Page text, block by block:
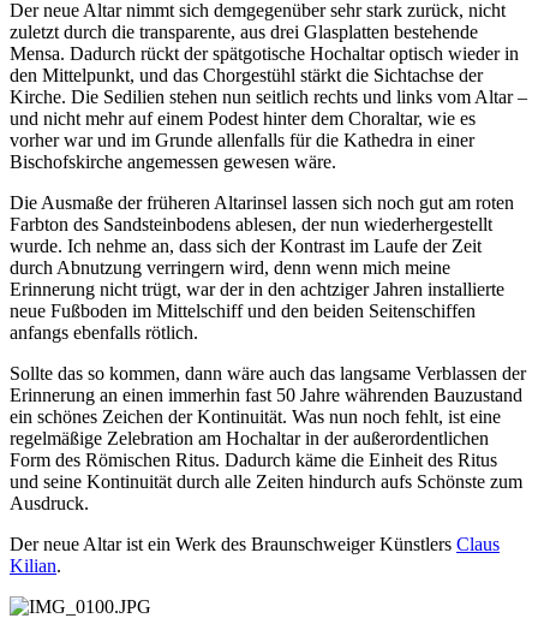
Der neue Altar nimmt sich demgegenüber sehr stark zurück, nicht
zuletzt durch die transparente, aus drei Glasplatten bestehende
Mensa. Dadurch rückt der spätgotische Hochaltar optisch wieder in
den Mittelpunkt, und das Chorgestühl stärkt die Sichtachse der
Kirche. Die Sedilien stehen nun seitlich rechts und links vom Altar –
und nicht mehr auf einem Podest hinter dem Choraltar, wie es
vorher war und im Grunde allenfalls für die Kathedra in einer
Bischofskirche angemessen gewesen wäre.
Die Ausmaße der früheren Altarinsel lassen sich noch gut am roten
Farbton des Sandsteinbodens ablesen, der nun wiederhergestellt
wurde. Ich nehme an, dass sich der Kontrast im Laufe der Zeit
durch Abnutzung verringern wird, denn wenn mich meine
Erinnerung nicht trügt, war der in den achtziger Jahren installierte
neue Fußboden im Mittelschiff und den beiden Seitenschiffen
anfangs ebenfalls rötlich.
Sollte das so kommen, dann wäre auch das langsame Verblassen der
Erinnerung an einen immerhin fast 50 Jahre währenden Bauzustand
ein schönes Zeichen der Kontinuität. Was nun noch fehlt, ist eine
regelmäßige Zelebration am Hochaltar in der außerordentlichen
Form des Römischen Ritus. Dadurch käme die Einheit des Ritus
und seine Kontinuität durch alle Zeiten hindurch aufs Schönste zum
Ausdruck.
Der neue Altar ist ein Werk des Braunschweiger Künstlers Claus
Kilian.